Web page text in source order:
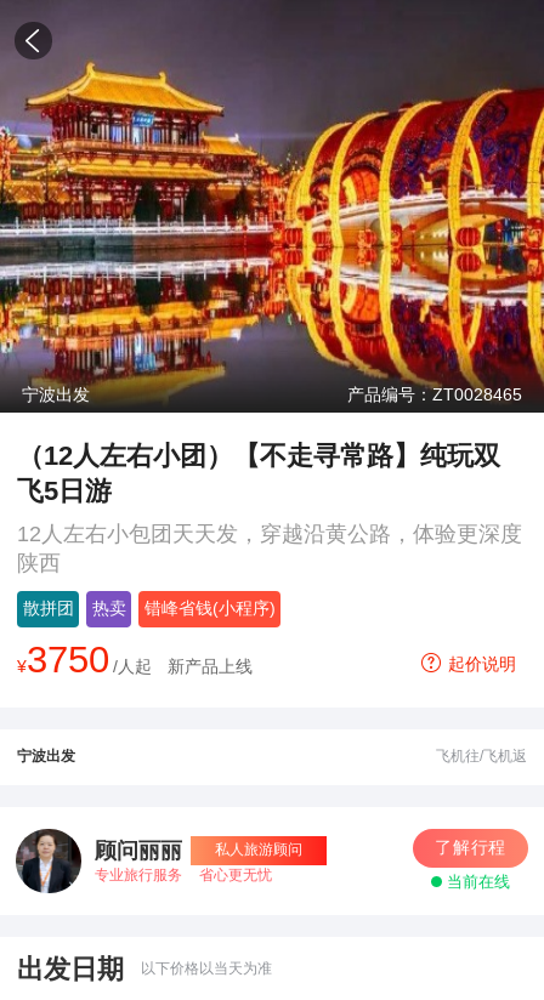
宁波出发 产品编号：ZT0028465
（12人左右小团）【不走寻常路】纯玩双
飞5日游
12人左右小包团天天发，穿越沿黄公路，体验更深度
陕西
散拼团 热卖 错峰省钱(小程序)
¥3750 /人起 新产品上线 起价说明
宁波出发 飞机往/飞机返
顾问丽丽
私人旅游顾问
专业旅行服务
省心更无忧
了解行程
当前在线
出发日期 以下价格以当天为准